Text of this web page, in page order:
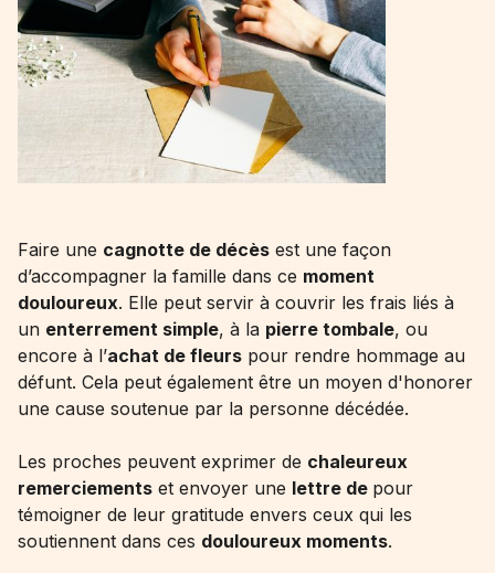
Faire une cagnotte de décès est une façon
d’accompagner la famille dans ce moment
douloureux. Elle peut servir à couvrir les frais liés à
un enterrement simple, à la pierre tombale, ou
encore à l’achat de fleurs pour rendre hommage au
défunt. Cela peut également être un moyen d'honorer
une cause soutenue par la personne décédée.
Les proches peuvent exprimer de chaleureux
remerciements et envoyer une lettre de pour
témoigner de leur gratitude envers ceux qui les
soutiennent dans ces douloureux moments.